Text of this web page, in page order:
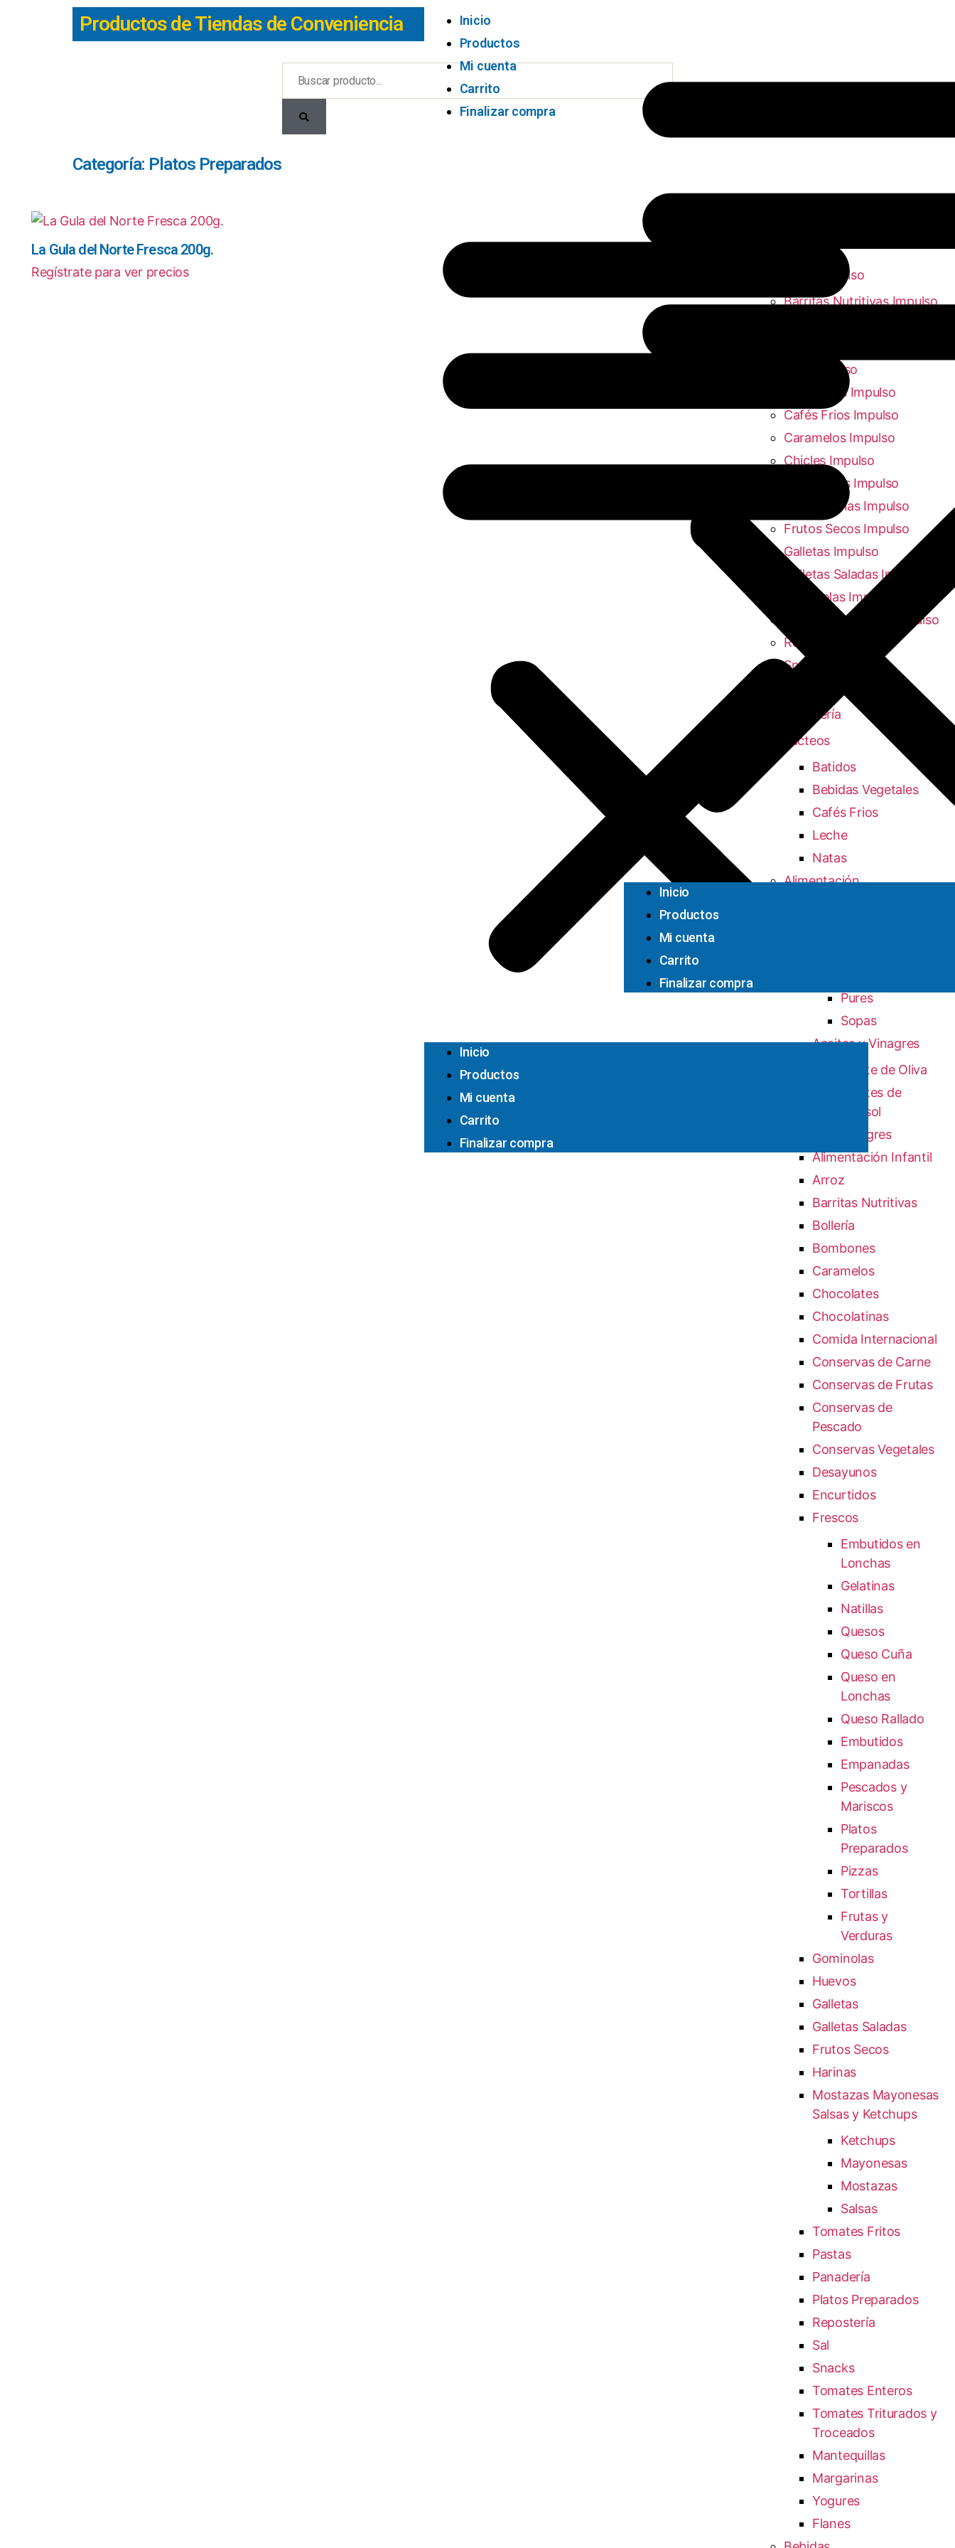
Productos de Tiendas de Conveniencia
Inicio
Productos
Mi cuenta
Carrito
Finalizar compra
Inicio
Productos
Mi cuenta
Carrito
Finalizar compra
Inicio
Productos
Mi cuenta
Carrito
Finalizar compra
Categoría: Platos Preparados
La Gula del Norte Fresca 200g.
Regístrate para ver precios
Productos Impulso
Barritas Nutritivas Impulso
Impulso
Bombones Impulso
Cafés Frios Impulso
Caramelos Impulso
Chicles Impulso
Chocolates Impulso
Chocolatinas Impulso
Frutos Secos Impulso
Galletas Impulso
Galletas Saladas Impulso
Gominolas Impulso
Platos Preparados Impulso
Refrescos Impulso
Snacks Impulso
Droguería
Lacteos
Batidos
Bebidas Vegetales
Cafés Frios
Leche
Natas
Alimentación
Pures
Sopas
Aceites y Vinagres
Aceite de Oliva
Aceites de
Girasol
Vinagres
Alimentación Infantil
Arroz
Barritas Nutritivas
Bollería
Bombones
Caramelos
Chocolates
Chocolatinas
Comida Internacional
Conservas de Carne
Conservas de Frutas
Conservas de
Pescado
Conservas Vegetales
Desayunos
Encurtidos
Frescos
Embutidos en
Lonchas
Gelatinas
Natillas
Quesos
Queso Cuña
Queso en
Lonchas
Queso Rallado
Embutidos
Empanadas
Pescados y
Mariscos
Platos
Preparados
Pizzas
Tortillas
Frutas y
Verduras
Gominolas
Huevos
Galletas
Galletas Saladas
Frutos Secos
Harinas
Mostazas Mayonesas
Salsas y Ketchups
Ketchups
Mayonesas
Mostazas
Salsas
Tomates Fritos
Pastas
Panadería
Platos Preparados
Repostería
Sal
Snacks
Tomates Enteros
Tomates Triturados y
Troceados
Mantequillas
Margarinas
Yogures
Flanes